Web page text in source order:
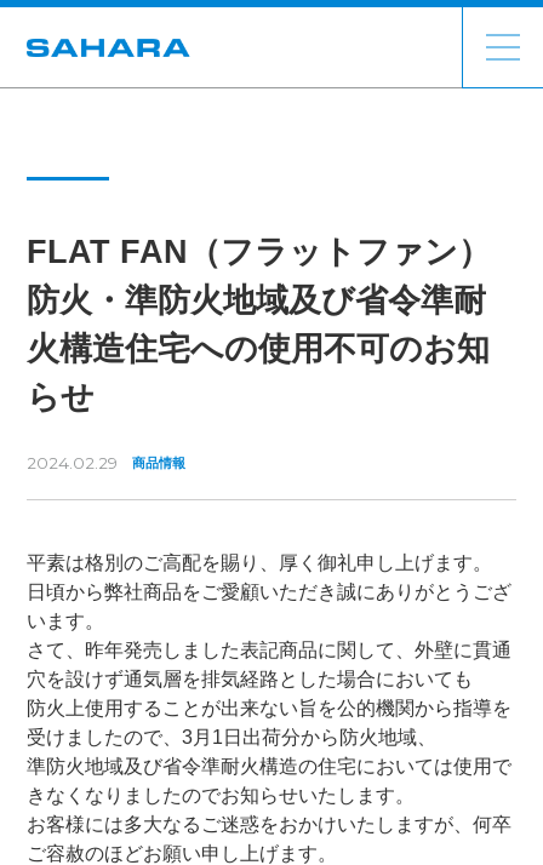
FLAT FAN（フラットファン）
防火・準防火地域及び省令準耐
火構造住宅への使用不可のお知
らせ
2024.02.29 商品情報
平素は格別のご高配を賜り、厚く御礼申し上げます。
日頃から弊社商品をご愛顧いただき誠にありがとうござ
います。
さて、昨年発売しました表記商品に関して、外壁に貫通
穴を設けず通気層を排気経路とした場合においても
防火上使用することが出来ない旨を公的機関から指導を
受けましたので、3月1日出荷分から防火地域、
準防火地域及び省令準耐火構造の住宅においては使用で
きなくなりましたのでお知らせいたします。
お客様には多大なるご迷惑をおかけいたしますが、何卒
ご容赦のほどお願い申し上げます。